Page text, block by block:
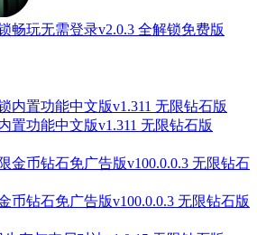
畅玩无需登录v2.0.3 全解锁免费版
置功能中文版v1.311 无限钻石版
币钻石免广告版v100.0.0.3 无限钻石版